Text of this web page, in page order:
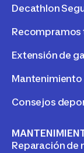
Decathlon
Recompramos
Extensión de
Mantenimiento
Consejos
Reparación de